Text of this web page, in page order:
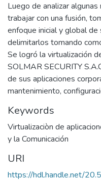
Luego de analizar
trabajar con una fusión,
enfoque inicial y global
delimitarlos tomando
Se logró la virtualización
SOLMAR SECURITY
de sus aplicaciones
mantenimiento,
Keywords
Virtualizaciòn de
y la Comunicación
URI
https://hdl.handle.net/